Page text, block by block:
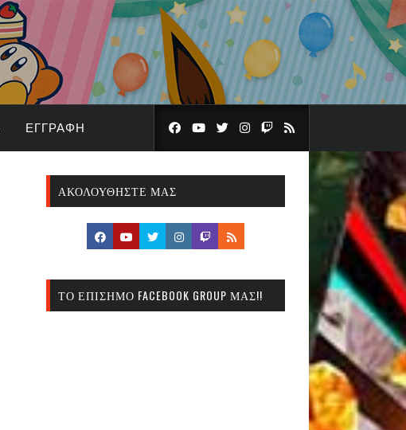
ΕΓΓΡΑΦΉ
ΑΚΟΛΟΥΘΉΣΤΕ ΜΑΣ
ΤΟ ΕΠΊΣΗΜΟ FACEBOOK GROUP ΜΑΣ!!